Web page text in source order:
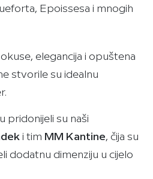
Epoissesa i mnogih
elegancija i opuštena
stvorile su idealnu
pridonijeli su naši
i tim MM Kantine, čija su
dodatnu dimenziju u cijelo